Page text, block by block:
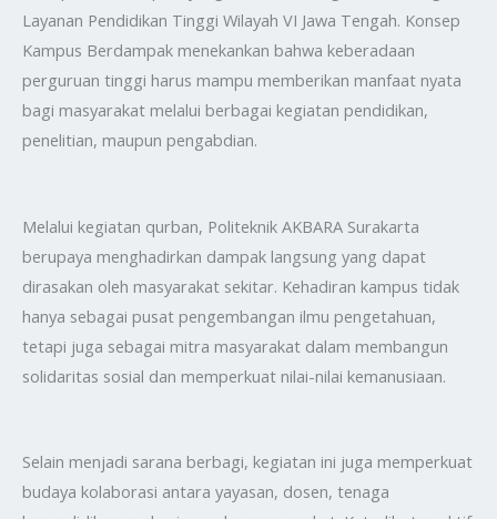
Layanan Pendidikan Tinggi Wilayah VI Jawa Tengah. Konsep
Kampus Berdampak menekankan bahwa keberadaan
perguruan tinggi harus mampu memberikan manfaat nyata
bagi masyarakat melalui berbagai kegiatan pendidikan,
penelitian, maupun pengabdian.
Melalui kegiatan qurban, Politeknik AKBARA Surakarta
berupaya menghadirkan dampak langsung yang dapat
dirasakan oleh masyarakat sekitar. Kehadiran kampus tidak
hanya sebagai pusat pengembangan ilmu pengetahuan,
tetapi juga sebagai mitra masyarakat dalam membangun
solidaritas sosial dan memperkuat nilai-nilai kemanusiaan.
Selain menjadi sarana berbagi, kegiatan ini juga memperkuat
budaya kolaborasi antara yayasan, dosen, tenaga